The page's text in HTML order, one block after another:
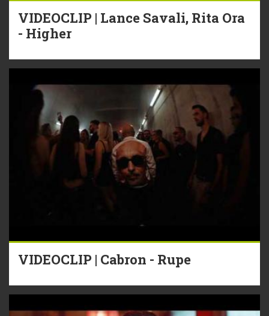
VIDEOCLIP | Lance Savali, Rita Ora
- Higher
VIDEOCLIP | Cabron - Rupe